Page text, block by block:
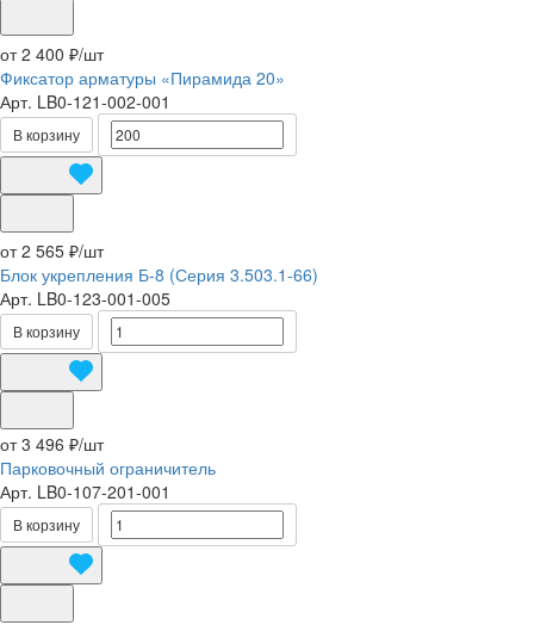
от 2 400 ₽/шт
Фиксатор арматуры «Пирамида 20»
Арт. LB0-121-002-001
В корзину
от 2 565 ₽/шт
Блок укрепления Б-8 (Серия 3.503.1-66)
Арт. LB0-123-001-005
В корзину
от 3 496 ₽/шт
Парковочный ограничитель
Арт. LB0-107-201-001
В корзину